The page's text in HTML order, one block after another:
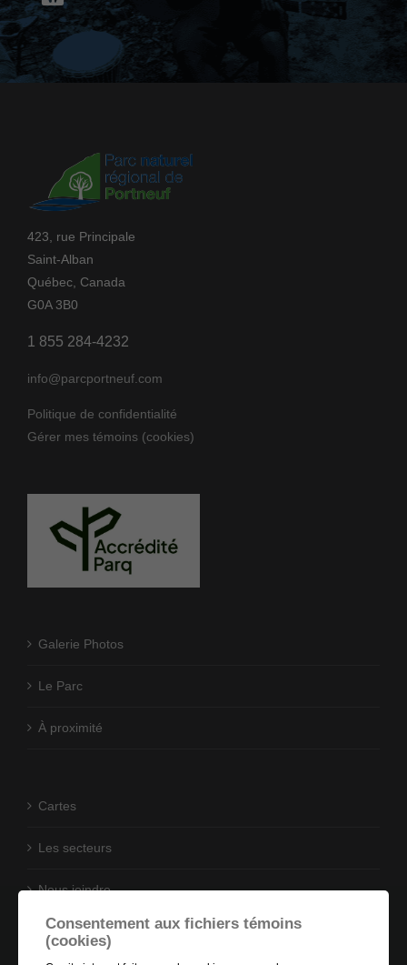
423, rue Principale
Saint-Alban
Québec, Canada
G0A 3B0
1 855 284-4232
info@parcportneuf.com
Politique de confidentialité
Gérer mes témoins (cookies)
Galerie Photos
Le Parc
À proximité
Cartes
Les secteurs
Nous joindre
Consentement aux fichiers témoins
(cookies)